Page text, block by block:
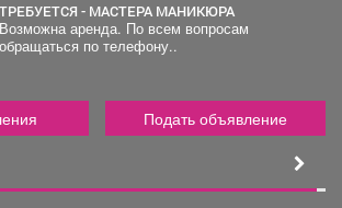
ТРЕБУЕТСЯ - МАСТЕРА МАНИКЮРА
Возможна аренда. По всем вопросам
обращаться по телефону..
Подать объявление